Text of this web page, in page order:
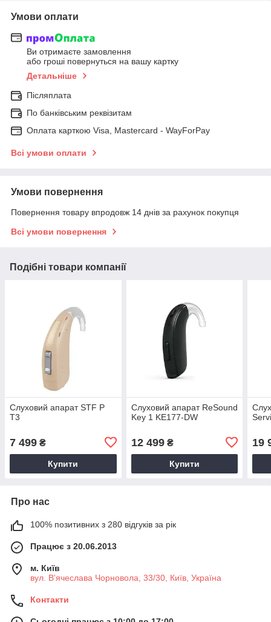
Умови оплати
Ви отримаєте замовлення
або гроші повернуться на вашу картку
Детальніше
Післяплата
По банківським реквізитам
Оплата карткою Visa, Mastercard - WayForPay
Всі умови оплати
Умови повернення
Повернення товару впродовж 14 днів за рахунок покупця
Всі умови повернення
Подібні товари компанії
Слуховий апарат STF P
T3
7 499 ₴
Купити
Слуховий апарат ReSound
Key 1 KE177-DW
12 499₴
Купити
19
Про нас
100% позитивних з 280 відгуків за рік
Працює з 20.06.2013
м. Київ
вул. В'ячеслава Чорновола, 33/30, Київ, Україна
Контакти